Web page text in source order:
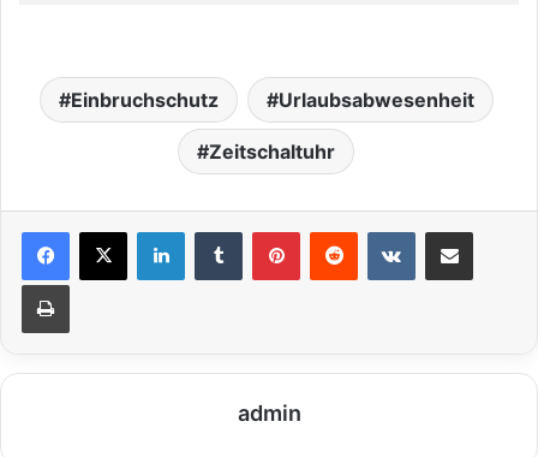
Einbruchschutz Urlaubsabwesenheit
Zeitschaltuhr
admin